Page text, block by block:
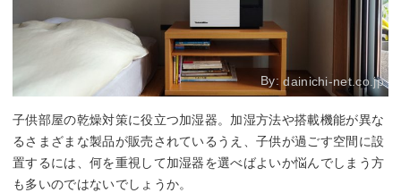
By:dainichi-net.co.jp
子供部屋の乾燥対策に役立つ加湿器。加湿方法や搭載機能が異な
るさまざまな製品が販売されているうえ、子供が過ごす空間に設
置するには、何を重視して加湿器を選べばよいか悩んでしまう方
も多いのではないでしょうか。